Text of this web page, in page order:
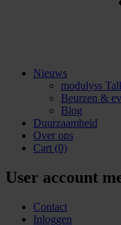
Nieuws
modulyss
Beurzen &
Blog
Duurzaamheid
Over ons
Cart (0)
User account
Contact
Inloggen